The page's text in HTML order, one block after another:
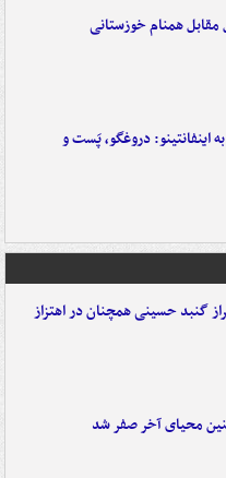
مقابل همنام خوزستانی
اینفانتینو: دروغگو، پَست‌ و
گنبد حسینی همچنان در اهتزاز
محیای آخر صفر شد